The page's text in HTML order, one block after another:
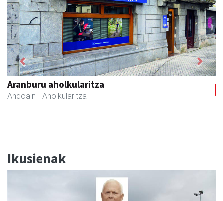
Stop liburu-denda
Andoain - Liburu-dendak
Previous Next
Ikusienak